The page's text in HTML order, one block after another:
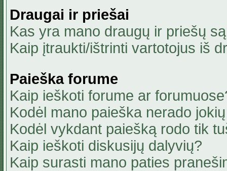
Draugai ir priešai
Kas yra mano draugų ir priešų
Kaip įtraukti/ištrinti vartotojus iš
Paieška forume
Kaip ieškoti forume ar
Kodėl mano paieška nerado
Kodėl vykdant paiešką rodo tik
Kaip ieškoti diskusijų dalyvių?
Kaip surasti mano paties